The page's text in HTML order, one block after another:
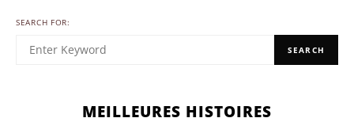
SEARCH FOR:
SEARCH
MEILLEURES HISTOIRES